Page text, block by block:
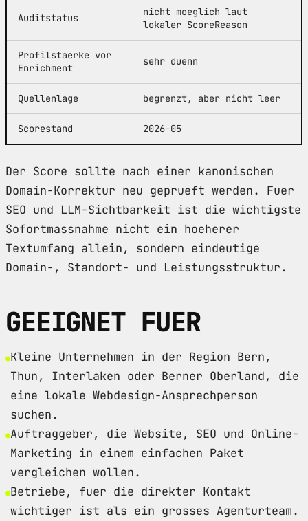
Auditstatus
nicht moeglich laut
lokaler ScoreReason
Profilstaerke vor
Enrichment
sehr duenn
Quellenlage begrenzt, aber nicht leer
Scorestand 2026-05
Der Score sollte nach einer kanonischen
Domain-Korrektur neu geprueft werden. Fuer
SEO und LLM-Sichtbarkeit ist die wichtigste
Sofortmassnahme nicht ein hoeherer
Textumfang allein, sondern eindeutige
Domain-, Standort- und Leistungsstruktur.
GEEIGNET FUER
Kleine Unternehmen in der Region Bern,
Thun, Interlaken oder Berner Oberland, die
eine lokale Webdesign-Ansprechperson
suchen.
Auftraggeber, die Website, SEO und Online-
Marketing in einem einfachen Paket
vergleichen wollen.
Betriebe, fuer die direkter Kontakt
wichtiger ist als ein grosses Agenturteam.